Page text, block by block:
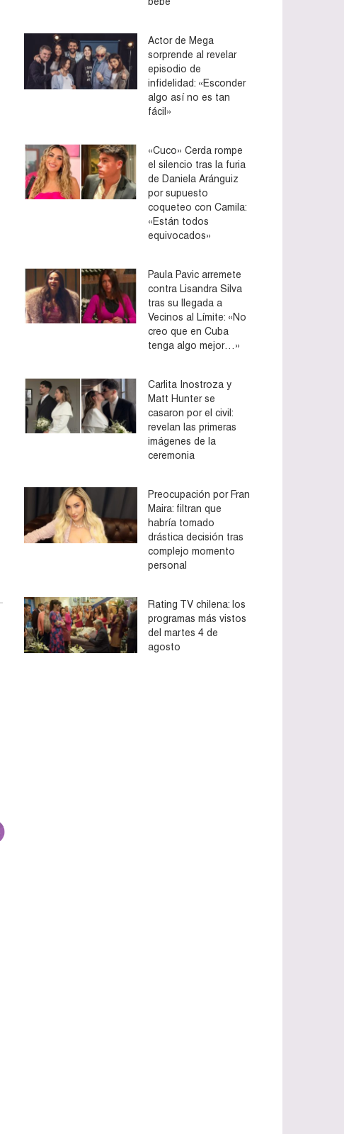
Actor de Mega
sorprende al revelar
episodio de
infidelidad: «Esconder
algo así no es tan
fácil»
«Cuco» Cerda rompe
el silencio tras la furia
de Daniela Aránguiz
por supuesto
coqueteo con Camila:
«Están todos
equivocados»
Paula Pavic arremete
contra Lisandra Silva
tras su llegada a
Vecinos al Límite: «No
creo que en Cuba
tenga algo mejor…»
Carlita Inostroza y
Matt Hunter se
casaron por el civil:
revelan las primeras
imágenes de la
ceremonia
Preocupación por Fran
Maira: filtran que
habría tomado
drástica decisión tras
complejo momento
personal
Rating TV chilena: los
programas más vistos
del martes 4 de
agosto